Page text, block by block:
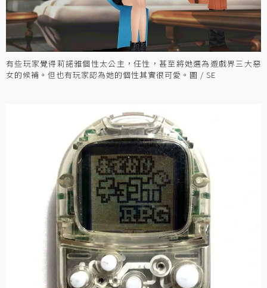
有些玩家覺得莉諾雅個性太公主，任性，甚至將她選為遊戲界三大惡
女的候補。但也有玩家認為她的個性其實很可愛。圖 / SE